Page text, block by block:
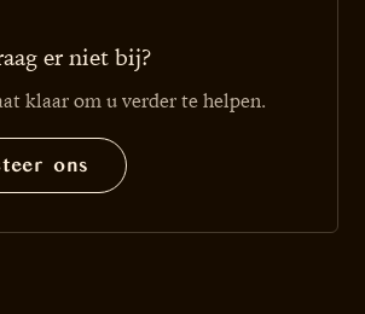
er niet bij?
klaar om u verder te helpen.
ons